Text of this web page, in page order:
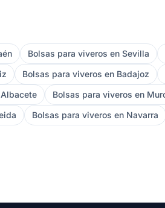
Bolsas para viveros en Sevilla
Bolsas para viveros en Badajoz
Bolsas para viveros en
Bolsas para viveros en Navarra